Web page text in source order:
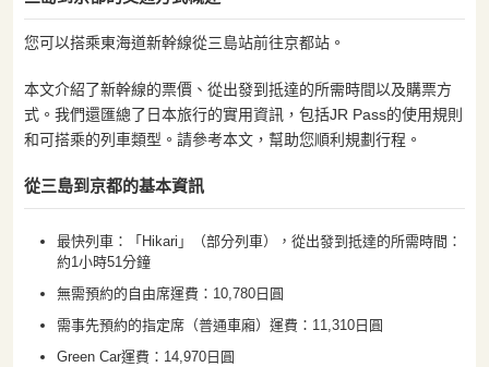
您可以搭乘東海道新幹線從三島站前往京都站。
本文介紹了新幹線的票價、從出發到抵達的所需時間以及購票方
式。我們還匯總了日本旅行的實用資訊，包括JR Pass的使用規則
和可搭乘的列車類型。請參考本文，幫助您順利規劃行程。
從三島到京都的基本資訊
最快列車：「Hikari」（部分列車），從出發到抵達的所需時間：
約1小時51分鐘
無需預約的自由席運費：10,780日圓
需事先預約的指定席（普通車廂）運費：11,310日圓
Green Car運費：14,970日圓